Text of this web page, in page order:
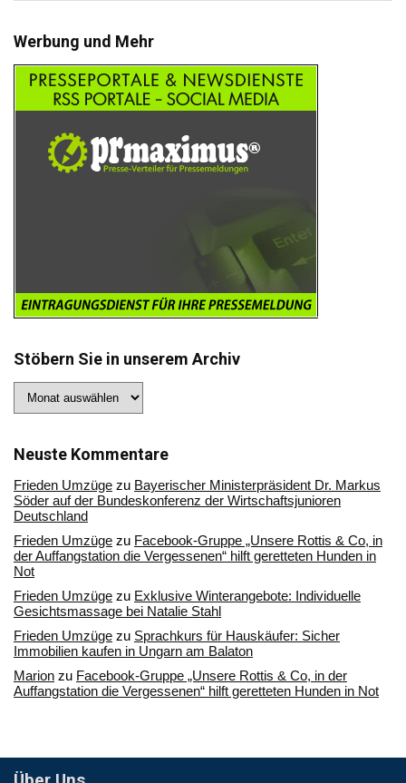
Werbung und Mehr
Stöbern Sie in unserem Archiv
Sie
Archiv
Neuste Kommentare
Frieden Umzüge zu Bayerischer Ministerpräsident Dr. Markus
Söder auf der Bundeskonferenz der Wirtschaftsjunioren
Deutschland
Frieden Umzüge zu Facebook-Gruppe „Unsere Rottis & Co, in
der Auffangstation die Vergessenen“ hilft geretteten Hunden in
Not
Frieden Umzüge zu Exklusive Winterangebote: Individuelle
Gesichtsmassage bei Natalie Stahl
Frieden Umzüge zu Sprachkurs für Hauskäufer: Sicher
Immobilien kaufen in Ungarn am Balaton
Marion zu Facebook-Gruppe „Unsere Rottis & Co, in der
Auffangstation die Vergessenen“ hilft geretteten Hunden in Not